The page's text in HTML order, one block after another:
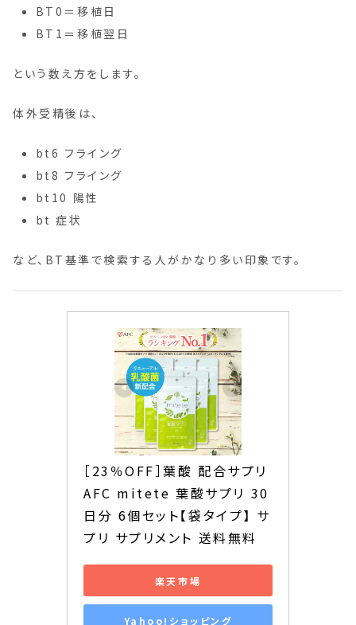
BT0＝移植日
BT1＝移植翌日
という数え方をします。
体外受精後は、
bt6 フライング
bt8 フライング
bt10 陽性
bt 症状
など、BT基準で検索する人がかなり多い印象です。
［23％OFF］葉酸 配合サプリ
AFC mitete 葉酸サプリ 30
日分 6個セット【袋タイプ】 サ
プリ サプリメント 送料無料
楽天市場
Yahoo!ショッピング